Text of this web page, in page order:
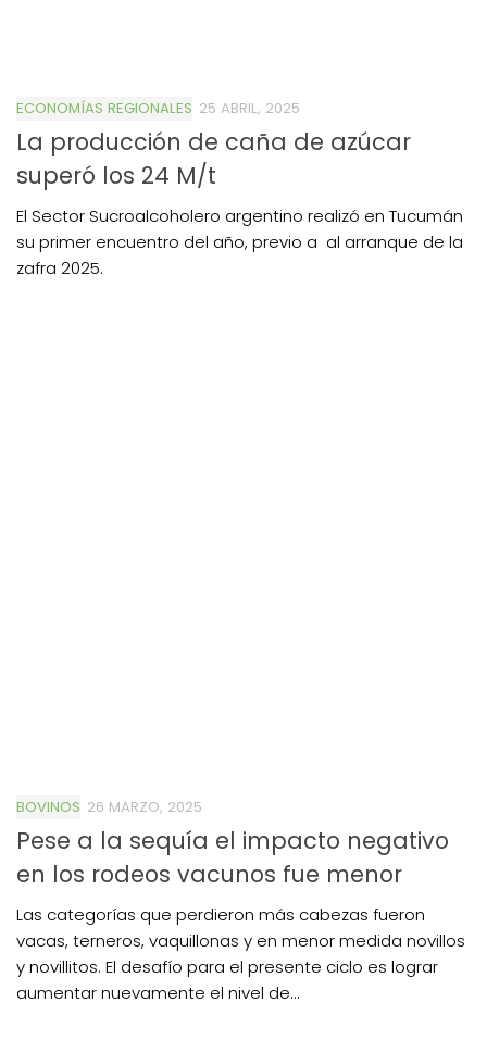
ECONOMÍAS REGIONALES 25 ABRIL, 2025
La producción de caña de azúcar
superó los 24 M/t
El Sector Sucroalcoholero argentino realizó en Tucumán
su primer encuentro del año, previo a al arranque de la
zafra 2025.
BOVINOS 26 MARZO, 2025
Pese a la sequía el impacto negativo
en los rodeos vacunos fue menor
Las categorías que perdieron más cabezas fueron
vacas, terneros, vaquillonas y en menor medida novillos
y novillitos. El desafío para el presente ciclo es lograr
aumentar nuevamente el nivel de...